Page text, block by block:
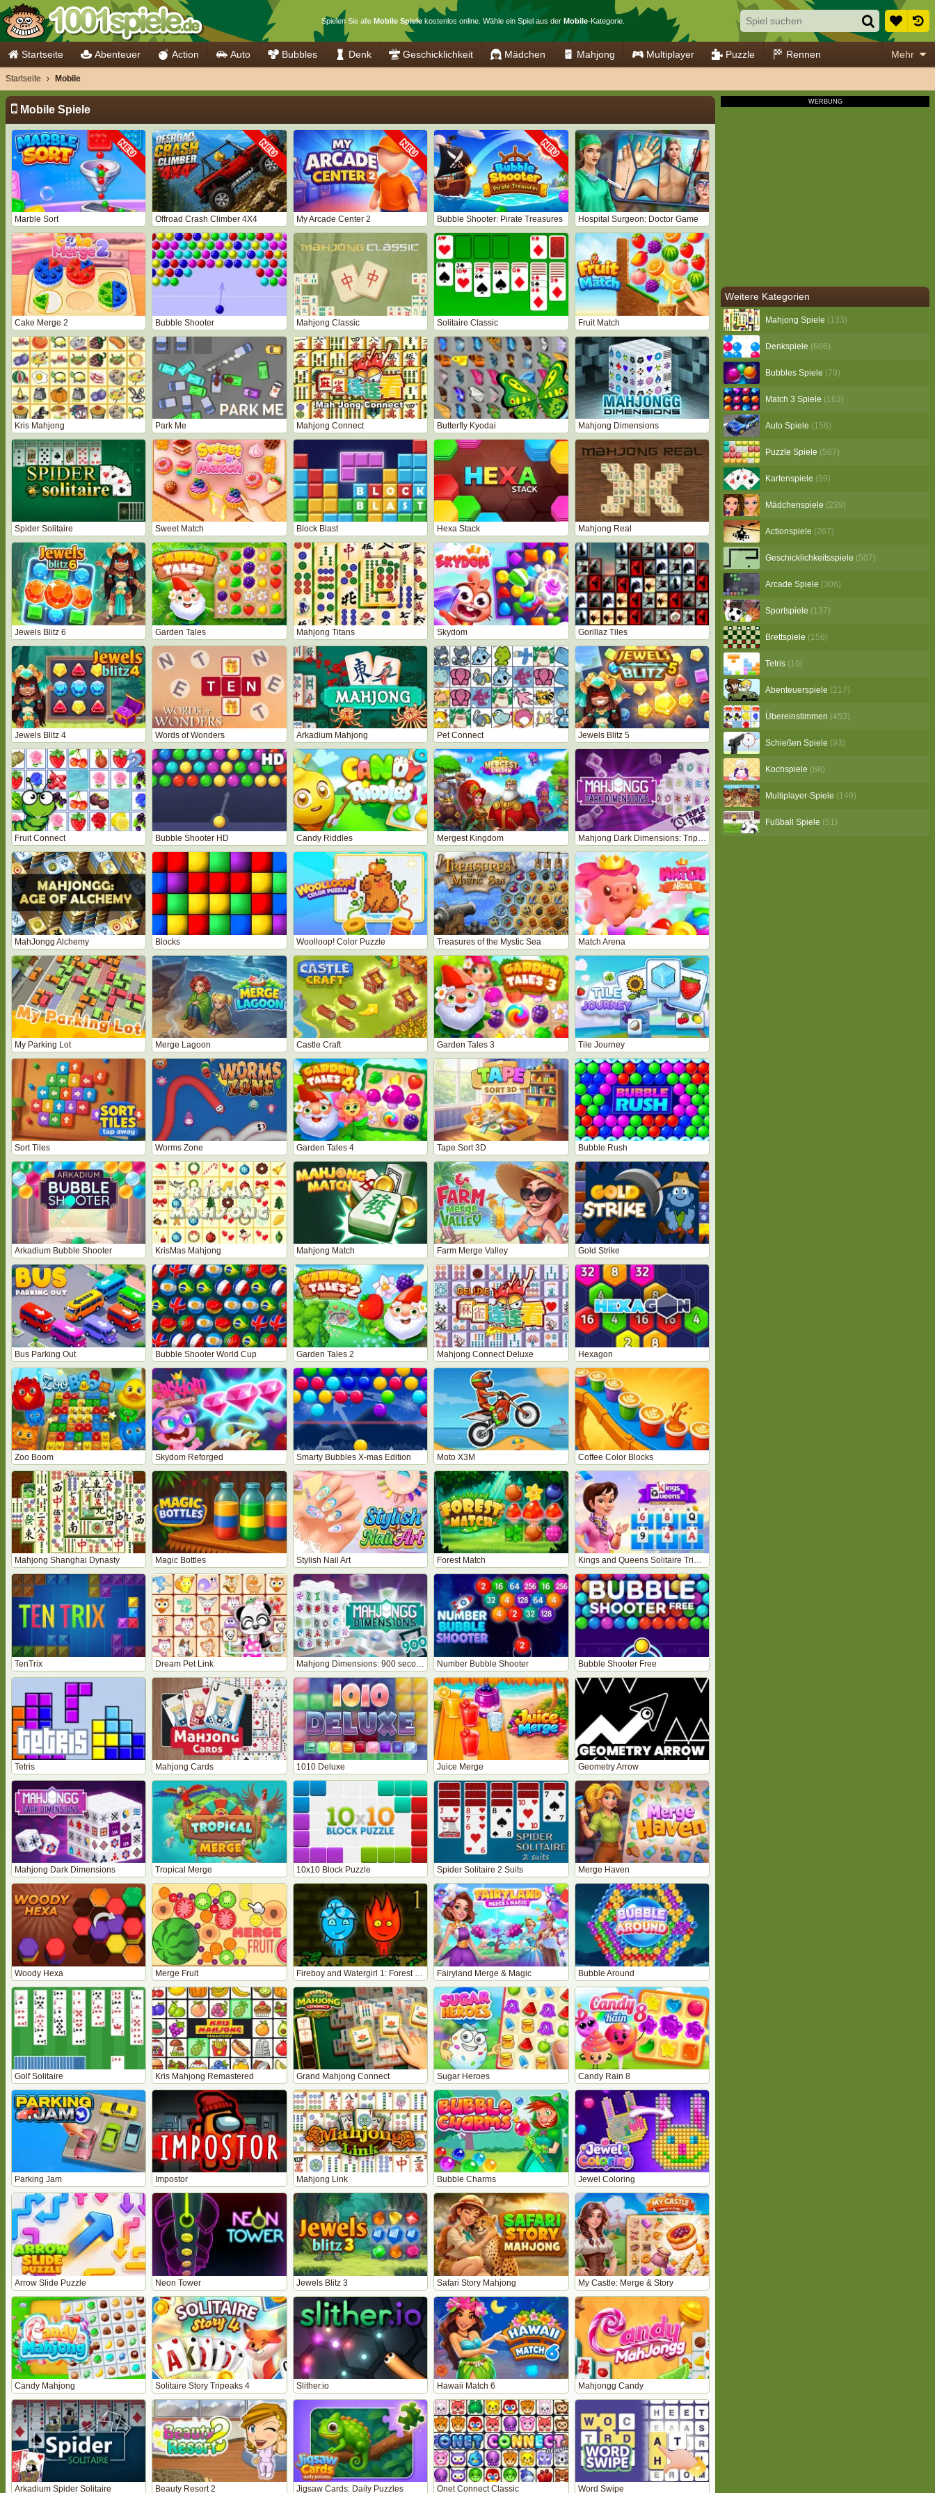
Spielen Sie alle Mobile Spielekostenlos online. Wähle ein Spiel aus der Mobile-Kategorie.
Startseite Abenteuer Action Auto Bubbles Denk Geschicklichkeit Mädchen Mahjong Multiplayer Puzzle Rennen Mehr
Mobile Spiele
Marble Sort Offroad Crash Climber 4X4 My Arcade Center 2 Bubble Shooter: Pirate Treasures Hospital Surgeon: Doctor Game
Cake Merge 2 Bubble Shooter Mahjong Classic Solitaire Classic Fruit Match
Kris Mahjong Park Me Mahjong Connect Butterfly Kyodai Mahjong Dimensions
Spider Solitaire Sweet Match Block Blast Hexa Stack Mahjong Real
Jewels Blitz 6 Garden Tales Mahjong Titans Skydom Gorillaz Tiles
Jewels Blitz 4 Words of Wonders Arkadium Mahjong Pet Connect Jewels Blitz 5
Fruit Connect Bubble Shooter HD Candy Riddles Mergest Kingdom Mahjong Dark Dimensions: Triple Time
MahJongg Alchemy Blocks Woolloop! Color Puzzle Treasures of the Mystic Sea Match Arena
My Parking Lot Merge Lagoon Castle Craft Garden Tales 3 Tile Journey
Sort Tiles Worms Zone Garden Tales 4 Tape Sort 3D Bubble Rush
Arkadium Bubble Shooter KrisMas Mahjong Mahjong Match Farm Merge Valley Gold Strike
Bus Parking Out Bubble Shooter World Cup Garden Tales 2 Mahjong Connect Deluxe Hexagon
Zoo Boom Skydom Reforged Smarty Bubbles X-mas Edition Moto X3M Coffee Color Blocks
Mahjong Shanghai Dynasty Magic Bottles Stylish Nail Art Forest Match Kings and Queens Solitaire TriPeaks
TenTrix Dream Pet Link Mahjong Dimensions: 900 seconds Number Bubble Shooter Bubble Shooter Free
Tetris Mahjong Cards 1010 Deluxe Juice Merge Geometry Arrow
Mahjong Dark Dimensions Tropical Merge 10x10 Block Puzzle Spider Solitaire 2 Suits Merge Haven
Woody Hexa Merge Fruit Fairyland Merge & Magic Bubble Around
Golf Solitaire Kris Mahjong Remastered Grand Mahjong Connect Sugar Heroes Candy Rain 8
Parking Jam Impostor Mahjong Link Bubble Charms Jewel Coloring
Arrow Slide Puzzle Neon Tower Jewels Blitz 3 Safari Story Mahjong My Castle: Merge & Story
Candy Mahjong Solitaire Story Tripeaks 4 Slither.io Hawaii Match 6 Mahjongg Candy
Arkadium Spider Solitaire Beauty Resort 2 Jigsaw Cards: Daily Puzzles Onet Connect Classic Word Swipe
Weitere Kategorien
Mahjong Spiele (133)
Denkspiele (606)
Bubbles Spiele (79)
Match 3 Spiele (163)
Auto Spiele (156)
Puzzle Spiele (507)
Kartenspiele (99)
Mädchenspiele (239)
Actionspiele (267)
Geschicklichkeitsspiele (507)
Arcade Spiele (306)
Sportspiele (137)
Brettspiele (156)
Tetris (10)
Abenteuerspiele (217)
Übereinstimmen (453)
Schießen Spiele (93)
Kochspiele (68)
Multiplayer-Spiele (149)
Fußball Spiele (51)
Startseite Mobile